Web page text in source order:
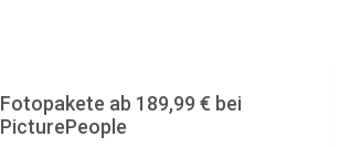
Fotopakete ab 189,99 € bei
PicturePeople